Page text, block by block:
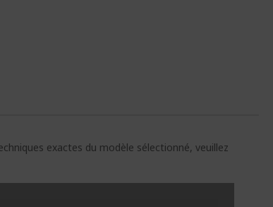
exactes du modèle sélectionné, veuillez